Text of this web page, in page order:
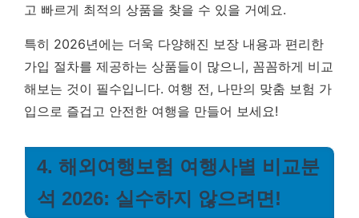
고 빠르게 최적의 상품을 찾을 수 있을 거예요.
특히 2026년에는 더욱 다양해진 보장 내용과 편리한
가입 절차를 제공하는 상품들이 많으니, 꼼꼼하게 비교
해보는 것이 필수입니다. 여행 전, 나만의 맞춤 보험 가
입으로 즐겁고 안전한 여행을 만들어 보세요!
4. 해외여행보험 여행사별 비교분
석 2026: 실수하지 않으려면!